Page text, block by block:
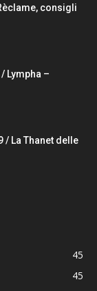
consigli
Lympha –
/ La Thanet delle
45
45